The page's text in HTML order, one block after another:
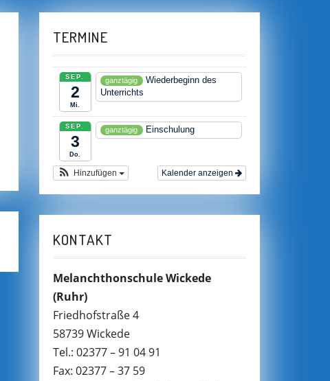
TERMINE
SEP.
2
Mi.
ganztägig
Wiederbeginn des
Unterrichts
SEP.
3
Do.
ganztägig Einschulung
Kalender anzeigen
Hinzufügen
KONTAKT
Melanchthonschule Wickede
(Ruhr)
Friedhofstraße 4
58739 Wickede
Tel.: 02377 – 91 04 91
Fax: 02377 – 37 59